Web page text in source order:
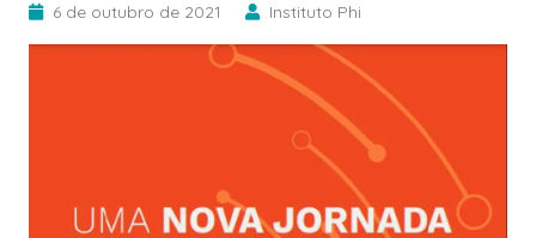
6 de outubro de 2021 Instituto Phi